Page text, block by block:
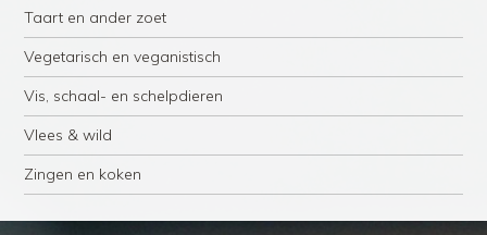
Taart en ander zoet
Vegetarisch en veganistisch
Vis, schaal- en schelpdieren
Vlees & wild
Zingen en koken